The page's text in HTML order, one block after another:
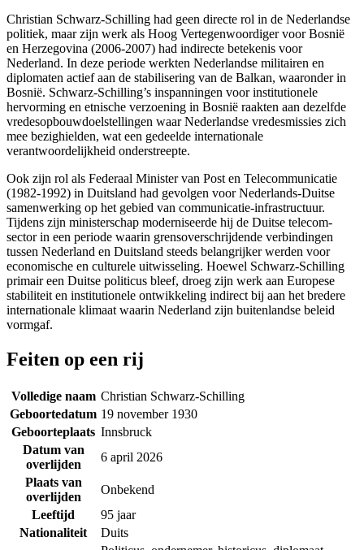
Christian Schwarz-Schilling had geen directe rol in de Nederlandse
politiek, maar zijn werk als Hoog Vertegenwoordiger voor Bosnië
en Herzegovina (2006-2007) had indirecte betekenis voor
Nederland. In deze periode werkten Nederlandse militairen en
diplomaten actief aan de stabilisering van de Balkan, waaronder in
Bosnië. Schwarz-Schilling’s inspanningen voor institutionele
hervorming en etnische verzoening in Bosnië raakten aan dezelfde
vredesopbouwdoelstellingen waar Nederlandse vredesmissies zich
mee bezighielden, wat een gedeelde internationale
verantwoordelijkheid onderstreepte.
Ook zijn rol als Federaal Minister van Post en Telecommunicatie
(1982-1992) in Duitsland had gevolgen voor Nederlands-Duitse
samenwerking op het gebied van communicatie-infrastructuur.
Tijdens zijn ministerschap moderniseerde hij de Duitse telecom-
sector in een periode waarin grensoverschrijdende verbindingen
tussen Nederland en Duitsland steeds belangrijker werden voor
economische en culturele uitwisseling. Hoewel Schwarz-Schilling
primair een Duitse politicus bleef, droeg zijn werk aan Europese
stabiliteit en institutionele ontwikkeling indirect bij aan het bredere
internationale klimaat waarin Nederland zijn buitenlandse beleid
vormgaf.
Feiten op een rij
Volledige naam Christian Schwarz-Schilling
Geboortedatum 19 november 1930
Geboorteplaats Innsbruck
Datum van
overlijden
6 april 2026
Plaats van
overlijden
Onbekend
Leeftijd
95 jaar
Nationaliteit
Duits